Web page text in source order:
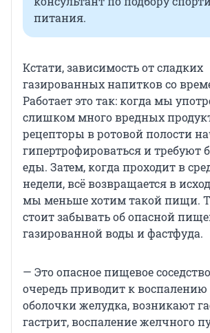
питания.
Кстати, зависимость от сладких
газированных напитков со
Работает это так: когда мы
слишком много вредных
рецепторы в ротовой полости
гипертрофироваться и требуют
еды. Затем, когда проходит в
недели, всё возвращается в
мы меньше хотим такой пищи.
стоит забывать об опасной
газированной воды и фастфуда.
— Это опасное пищевое
очередь приводит к воспалению
оболочки желудка, возникают
гастрит, воспаление желчного